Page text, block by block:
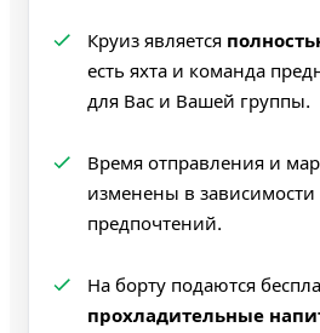
Круиз является
есть яхта и команда
для Вас и Вашей группы.
Время отправления и
изменены в
предпочтений.
На борту подаются
прохладительные